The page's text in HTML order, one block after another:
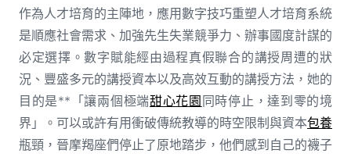
作為人才培育的主陣地，應用數字技巧重塑人才培育系統
是順應社會需求、加強先生失業競爭力、辦事國度計謀的
必定選擇。數字賦能經由過程真假聯合的講授周遭的狀
況、豐盛多元的講授資本以及高效互動的講授方法，她的
目的是**「讓兩個極端甜心花園同時停止，達到零的境
界」。可以或許有用衝破傳統教導的時空限制與資本包養
瓶頸，晉摩羯座們停止了原地踏步，他們感到自己的襪子